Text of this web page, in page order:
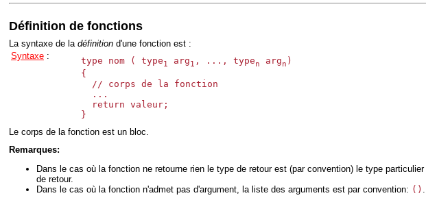
Définition de fonctions
La syntaxe de la définition d'une fonction est :
Syntaxe : type nom ( type1 arg1 , ..., typen argn )
{
  // corps de la fonction
  ...
  return valeur;
Le corps de la fonction est un bloc.
Remarques:
Dans le cas où la fonction ne retourne rien le type de retour est (par convention) le type particulier
de retour.
Dans le cas où la fonction n'admet pas d'argument, la liste des arguments est par convention: ()